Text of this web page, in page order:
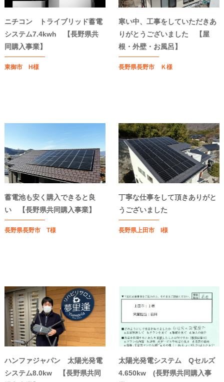
ニチコン トライブリッド蓄電
システム7.4kwh 【長野県共
同購入事業】
東御市 H様
寒い中、工事をしていただきあ
りがとうございました 【屋
根・外壁・お風呂】
長野県長野市 Ｋ様
蓄電池も安く購入できると良
い 【長野県共同購入事業】
長野県長野市 T様
丁寧な仕事をして頂きありがと
うございました
長野県上田市 I様
ハンファジャパン 太陽光発電
システム8.0kw 【長野県共同
太陽光発電システム Qセルズ
4.650kw (長野県共同購入事